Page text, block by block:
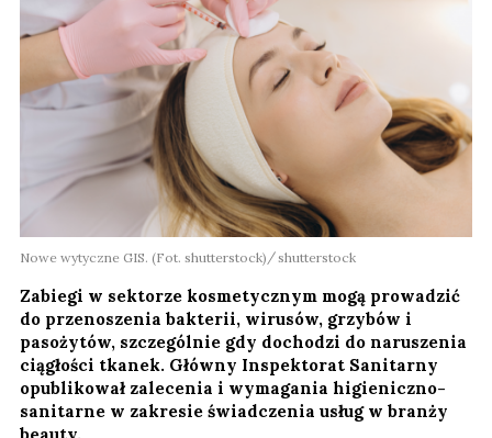
Nowe wytyczne GIS. (Fot. shutterstock) shutterstock
Zabiegi w sektorze kosmetycznym mogą prowadzić
do przenoszenia bakterii, wirusów, grzybów i
pasożytów, szczególnie gdy dochodzi do naruszenia
ciągłości tkanek. Główny Inspektorat Sanitarny
opublikował zalecenia i wymagania higieniczno-
sanitarne w zakresie świadczenia usług w branży
beauty.